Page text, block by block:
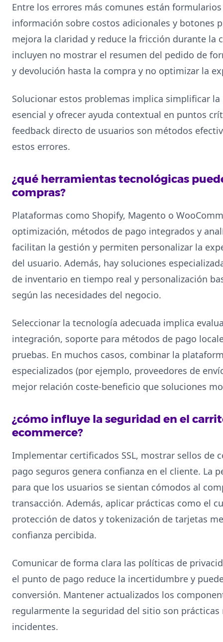
Entre los errores más comunes están
información sobre costos adicionales y botones
mejora la claridad y reduce la fricción durante la
incluyen no mostrar el resumen del pedido de
y devolución hasta la compra y no optimizar la
Solucionar estos problemas implica simplificar
esencial y ofrecer ayuda contextual en puntos
feedback directo de usuarios son métodos
estos errores.
¿qué herramientas tecnológicas
compras?
Plataformas como Shopify, Magento o
optimización, métodos de pago integrados y
facilitan la gestión y permiten personalizar la
del usuario. Además, hay soluciones
de inventario en tiempo real y personalización
según las necesidades del negocio.
Seleccionar la tecnología adecuada implica
integración, soporte para métodos de pago
pruebas. En muchos casos, combinar la
especializados (por ejemplo, proveedores de
mejor relación coste-beneficio que soluciones
¿cómo influye la seguridad en el
ecommerce?
Implementar certificados SSL, mostrar sellos de
pago seguros genera confianza en el cliente. La
para que los usuarios se sientan cómodos al
transacción. Además, aplicar prácticas como el
protección de datos y tokenización de tarjetas
confianza percibida.
Comunicar de forma clara las políticas de
el punto de pago reduce la incertidumbre y
conversión. Mantener actualizados los
regularmente la seguridad del sitio son prácticas
incidentes.